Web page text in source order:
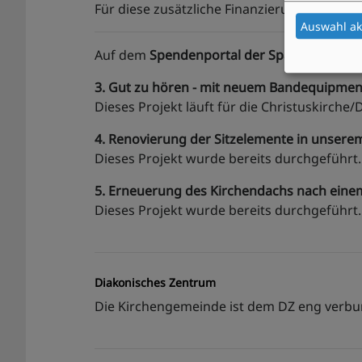
Für diese zusätzliche Finanzierung bitten
Auf dem Spendenportal der Sparkasse
3. Gut zu hören - mit neuem
Dieses Projekt läuft für die Christuskirche/
4. Renovierung der Sitzelemente in
Dieses Projekt wurde bereits
5. Erneuerung des Kirchendachs nach
Dieses Projekt wurde bereits
Diakonisches Zentrum
Die Kirchengemeinde ist dem DZ eng
Auswahl